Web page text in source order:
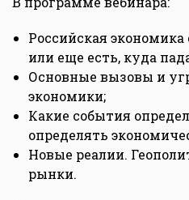
Российская экономика
или еще есть, куда
Основные вызовы и
экономики;
Какие события
определять
Новые реалии.
рынки.